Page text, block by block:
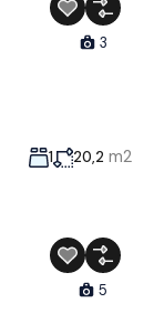
3
1 20,2 m2
5